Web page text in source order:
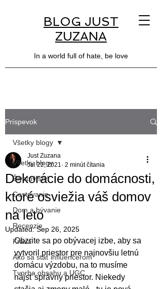
BLOG JUST
ZUZANA
In a world full of hate, be love
Príspevok
Všetky blogy
Životný štýl
Cestovanie
Dom a bývanie
Recenzie
Krása
Ako sa stať influencerom
Tvorba obsahu a UGC
Všetky blogy
Dekorácie do domácnosti,
ktoré osviežia váš domov
na leto
Just Zuzana
Jul 22, 2021 2 minút čítania
Updated:Sep 26, 2025
Obzrite sa po obývacej izbe, aby sa
vytvoril priestor pre najnovšiu letnú
domácu výzdobu, na to musíme
nájsť správny priestor. Niekedy